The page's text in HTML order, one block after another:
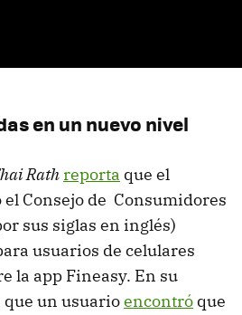
en un nuevo nivel
Rathreporta que el
el Consejo de Consumidores
sus siglas en inglés)
usuarios de celulares
la app Fineasy. En su
un usuarioencontró que